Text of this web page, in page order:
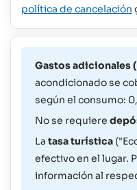
política de cancelación
Gastos adicionales
acondicionado se
según el consumo:
No se requiere
La tasa turística
efectivo en el lugar.
información al